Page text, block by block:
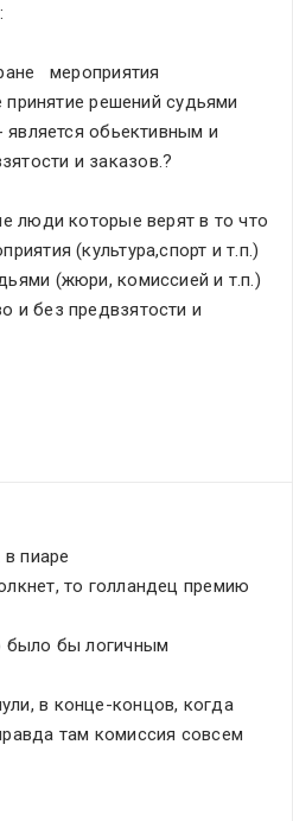
мероприятия
принятие решений судьями
обьективным и
и заказов.?
люди которые верят в то что
(культура,спорт и т.п.)
(жюри, комиссией и т.п.)
и без предвзятости и
пиаре
то голландец премию
было бы логичным
в конце-концов, когда
там комиссия совсем